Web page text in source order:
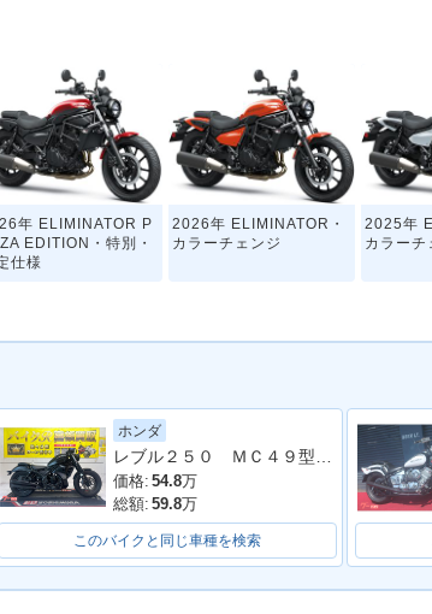
年 ELIMINATOR P
EDITION・特別・
仕様
2026年 ELIMINATOR・
カラーチェンジ
2025年
カラーチ
年 ELIMINATOR 4
1994年 ELIMINATOR 4
00
1993年
00
ホンダ
レブル２５０ ＭＣ４９型 ２０１９年モデル 社外タンクカバー サイドバック 社外マフラー アラーム
価格: 54.8万
総額: 59.8万
このバイクと同じ車種を検索